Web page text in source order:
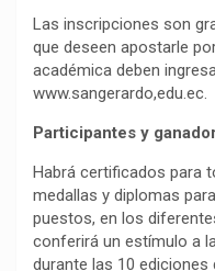
Las inscripciones son
que deseen apostarle
académica deben
www.sangerardo,edu.ec.
Participantes y
Habrá certificados para
medallas y diplomas
puestos, en los
conferirá un estímulo a
durante las 10 ediciones